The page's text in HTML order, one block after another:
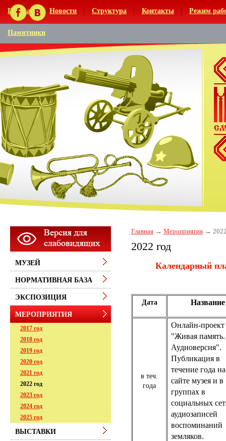
Главная Новости Структура Контакты Режим
Памятники
Главная Мероприятия
2022 год
Календарный
Дата Название
в теч.
года
Онлайн-проект
"Живая память.
Аудиоверсия".
Публикация в
течение года на
сайте музея и в
группах в
социальных
аудиозаписей
воспоминаний
земляков.
МУЗЕЙ
НОРМАТИВНАЯ БАЗА
ЭКСПОЗИЦИЯ
МЕРОПРИЯТИЯ
2017 год
2018 год
2019 год
2020 год
2021 год
2022 год
2023 год
2024 год
2025 год
ВЫСТАВКИ